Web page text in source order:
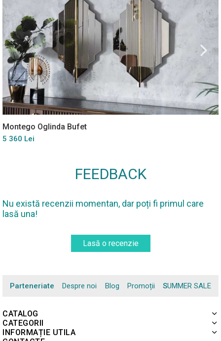
Montego Oglinda Bufet
5 360 Lei
FEEDBACK
Nu există recenzii momentan, dar poți fi primul care
lasă una!
Lasă o recenzie
Parteneriate Despre noi Blog Promoții SUMMER SALE
CATALOG
CATEGORII
INFORMAȚIE UTILA